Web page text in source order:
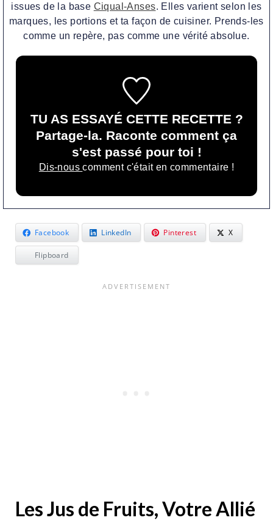
issues de la base Ciqual-Anses. Elles varient selon les
marques, les portions et ta façon de cuisiner. Prends-les
comme un repère, pas comme une vérité absolue.
TU AS ESSAYÉ CETTE RECETTE ?
Partage-la. Raconte comment ça
s'est passé pour toi !
Dis-nouscomment c'était en commentaire !
Facebook LinkedIn Pinterest X
Flipboard
Les Jus de Fruits, Votre Allié